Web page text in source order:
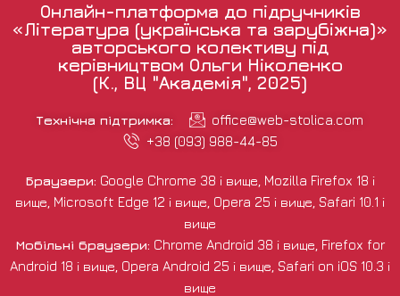
Онлайн-платформа до підручників
«Література (українська та зарубіжна)»
авторського колективу під
керівництвом Ольги Ніколенко
(К., ВЦ "Академія", 2025)
Технічна підтримка:
office@web-stolica.com
+38 (093) 988-44-85
Браузери: Google Chrome 38 і вище, Mozilla Firefox 18 і
вище, Microsoft Edge 12 і вище, Opera 25 і вище, Safari 10.1 і
вище
Мобільні браузери: Chrome Android 38 і вище, Firefox for
Android 18 і вище, Opera Android 25 і вище, Safari on iOS 10.3 і
вище